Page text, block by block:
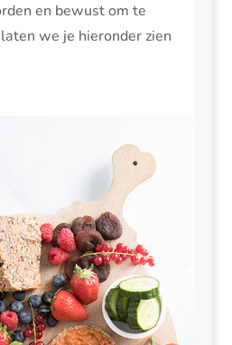
en bewust om te
we je hieronder zien